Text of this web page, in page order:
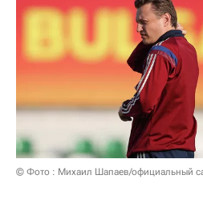
© Фото : Михаил Шапаев/официальный